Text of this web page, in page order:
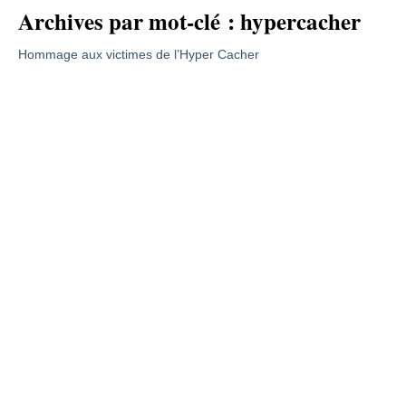
Archives par mot-clé :hypercacher
Hommage aux victimes de l’Hyper Cacher